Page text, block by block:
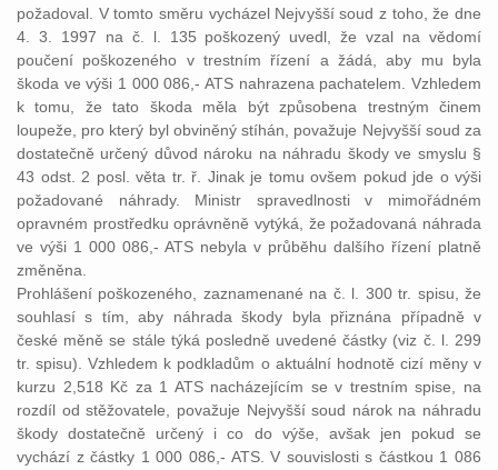
požadoval. V tomto směru vycházel Nejvyšší soud z toho, že dne
4. 3. 1997 na č. l. 135 poškozený uvedl, že vzal na vědomí
poučení poškozeného v trestním řízení a žádá, aby mu byla
škoda ve výši 1 000 086,- ATS nahrazena pachatelem. Vzhledem
k tomu, že tato škoda měla být způsobena trestným činem
loupeže, pro který byl obviněný stíhán, považuje Nejvyšší soud za
dostatečně určený důvod nároku na náhradu škody ve smyslu §
43 odst. 2 posl. věta tr. ř. Jinak je tomu ovšem pokud jde o výši
požadované náhrady. Ministr spravedlnosti v mimořádném
opravném prostředku oprávněně vytýká, že požadovaná náhrada
ve výši 1 000 086,- ATS nebyla v průběhu dalšího řízení platně
změněna.
Prohlášení poškozeného, zaznamenané na č. l. 300 tr. spisu, že
souhlasí s tím, aby náhrada škody byla přiznána případně v
české měně se stále týká posledně uvedené částky (viz č. l. 299
tr. spisu). Vzhledem k podkladům o aktuální hodnotě cizí měny v
kurzu 2,518 Kč za 1 ATS nacházejícím se v trestním spise, na
rozdíl od stěžovatele, považuje Nejvyšší soud nárok na náhradu
škody dostatečně určený i co do výše, avšak jen pokud se
vychází z částky 1 000 086,- ATS. V souvislosti s částkou 1 086